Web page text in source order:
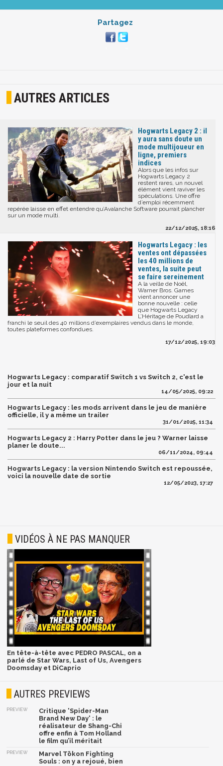
Partagez
AUTRES ARTICLES
Hogwarts Legacy 2 : il
y aura sans doute un
mode multijoueur en
ligne, premiers
indices
Alors que les infos sur
Hogwarts Legacy 2
restent rares, un nouvel
élément vient raviver les
spéculations. Une offre
d’emploi récemment
repérée laisse en effet entendre qu’Avalanche Software pourrait plancher
sur un mode multi.
22/12/2025, 18:16
Hogwarts Legacy : les
ventes ont dépassées
les 40 millions de
ventes, la suite peut
se faire sereinement
A la veille de Noël,
Warner Bros. Games
vient annoncer une
bonne nouvelle : celle
que Hogwarts Legacy
L’Héritage de Poudlard a
franchi le seuil des 40 millions d’exemplaires vendus dans le monde,
toutes plateformes confondues.
17/12/2025, 19:03
Hogwarts Legacy : comparatif Switch 1 vs Switch 2, c'est le
jour et la nuit
14/05/2025, 09:22
Hogwarts Legacy : les mods arrivent dans le jeu de manière
officielle, il y a même un trailer
31/01/2025, 11:34
Hogwarts Legacy 2 : Harry Potter dans le jeu ? Warner laisse
planer le doute...
06/11/2024, 09:44
Hogwarts Legacy : la version Nintendo Switch est repoussée,
voici la nouvelle date de sortie
12/05/2023, 17:27
VIDÉOS À NE PAS MANQUER
En tête-à-tête avec PEDRO PASCAL, on a
parlé de Star Wars, Last of Us, Avengers
Doomsday et DiCaprio
AUTRES PREVIEWS
PREVIEW
Critique 'Spider-Man
Brand New Day' : le
réalisateur de Shang-Chi
offre enfin à Tom Holland
le film qu’il méritait
PREVIEW
Marvel Tōkon Fighting
Souls : on y a rejoué, bien